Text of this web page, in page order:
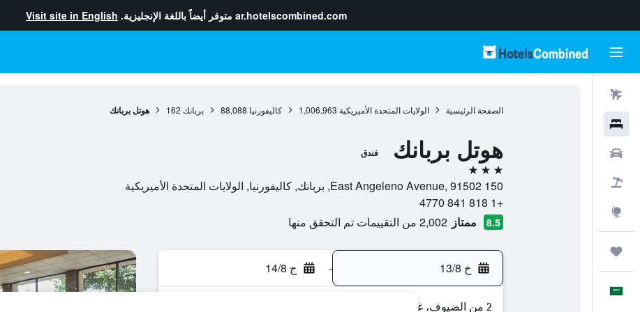
ar.hotelscombined.com متوفر أيضاً باللغة الإنجليزية. Visit site in English
الصفحة الرئيسية الولايات المتحدة الأميريكية 1,006,963 كاليفورنيا 88,088 بربانك 162 هوتل بربانك
هوتل بربانك فندق
3 نجوم
150 East Angeleno Avenue, 91502, بربانك, كاليفورنيا, الولايات المتحدة الأميريكية
+1 818 841 4770
8.5 ممتاز 2,002 من التقييمات تم التحقق منها
خ 13/8 - ج 14/8
2 من الضيوف، غرفة واحدة